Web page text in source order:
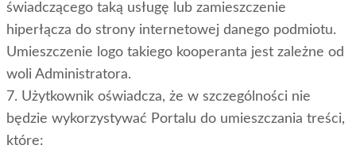
świadczącego taką usługę lub zamieszczenie
hiperłącza do strony internetowej danego podmiotu.
Umieszczenie logo takiego kooperanta jest zależne od
woli Administratora.
7. Użytkownik oświadcza, że w szczególności nie
będzie wykorzystywać Portalu do umieszczania treści,
które: